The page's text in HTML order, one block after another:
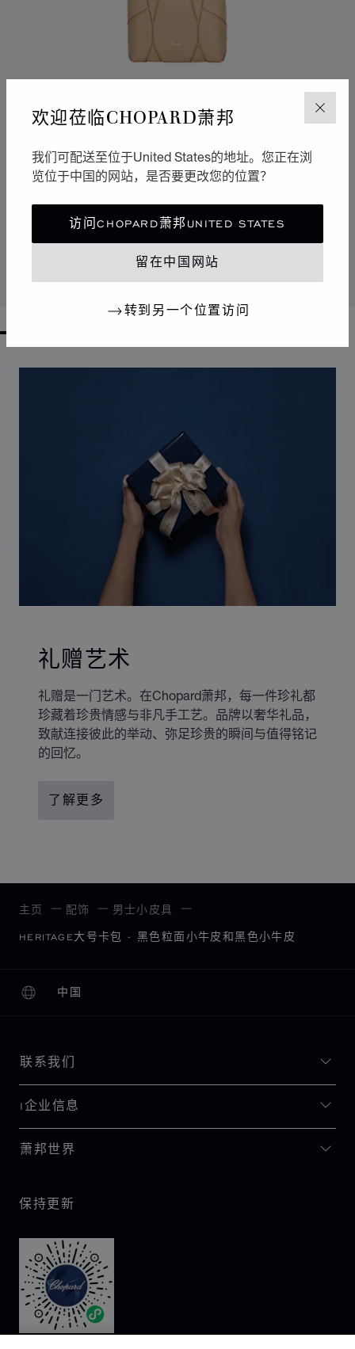
关闭
欢迎莅临CHOPARD萧邦
我们可配送至位于United States的地址。您正在浏
览位于中国的网站，是否要更改您的位置？
访问CHOPARD萧邦UNITED STATES
留在中国网站
转到另一个位置访问
DIAMOND袖珍托特包
联系我们
礼赠艺术
礼赠是一门艺术。在Chopard萧邦，每一件珍礼都
珍藏着珍贵情感与非凡手工艺。品牌以奢华礼品，
致献连接彼此的举动、弥足珍贵的瞬间与值得铭记
的回忆。
了解更多
主页 配饰 男士小皮具
HERITAGE大号卡包 - 黑色粒面小牛皮和黑色小牛皮
中国
本地化（更改国家/地区）
更改国家/地区
联系我们
I企业信息
萧邦世界
保持更新